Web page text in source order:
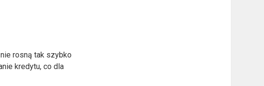
rosną tak szybko
kredytu, co dla